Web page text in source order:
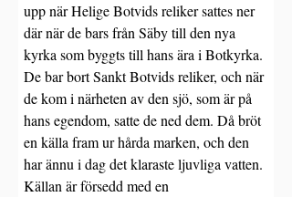
upp när Helige Botvids reliker sattes ner
där när de bars från Säby till den nya
kyrka som byggts till hans ära i Botkyrka.
De bar bort Sankt Botvids reliker, och när
de kom i närheten av den sjö, som är på
hans egendom, satte de ned dem. Då bröt
en källa fram ur hårda marken, och den
har ännu i dag det klaraste ljuvliga vatten.
Källan är försedd med en